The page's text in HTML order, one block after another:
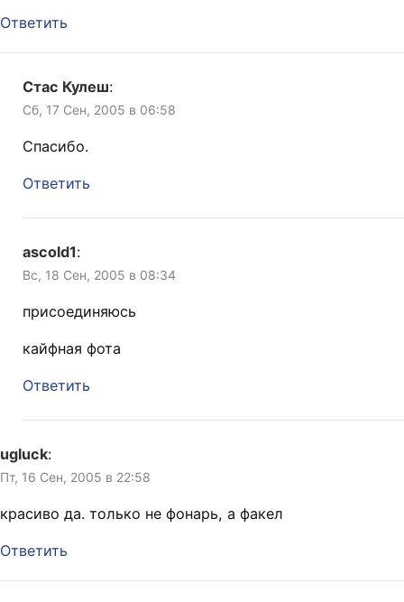
Ответить
Стас Кулеш:
Сб, 17 Сен, 2005 в 06:58
Спасибо.
Ответить
ascold1:
Вс, 18 Сен, 2005 в 08:34
присоединяюсь
кайфная фота
Ответить
ugluck:
Пт, 16 Сен, 2005 в 22:58
красиво да. только не фонарь, а факел
Ответить